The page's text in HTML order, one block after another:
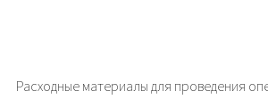
Расходные материалы для проведения